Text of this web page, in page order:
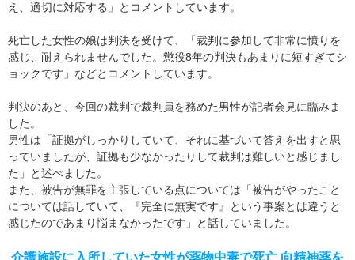
え、適切に対応する」とコメントしています。
死亡した女性の娘は判決を受けて、「裁判に参加して非常に憤りを
感じ、耐えられませんでした。懲役8年の判決もあまりに短すぎてシ
ョックです」などとコメントしています。
判決のあと、今回の裁判で裁判員を務めた男性が記者会見に臨みま
した。
男性は「証拠がしっかりしていて、それに基づいて答えを出すと思
っていましたが、証拠も少なかったりして裁判は難しいと感じまし
た」と述べました。
また、被告が無罪を主張している点については「被告がやったこと
については話していて、『完全に無実です』という事案とは違うと
感じたのであまり悩まなかったです」と話していました。
介護施設に入所していた女性が薬物中毒で死亡 向精神薬を